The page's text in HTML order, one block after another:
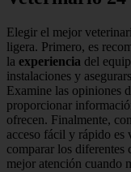
Elegir el mejor
ligera. Primero, es
la experiencia del
instalaciones y
Examine las opiniones
proporcionar
ofrecen. Finalmente,
acceso fácil y rápido es
comparar los diferentes
mejor atención cuando